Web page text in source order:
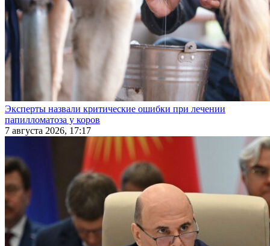
Эксперты назвали критические ошибки при лечении
папилломатоза у коров
7 августа 2026, 17:17